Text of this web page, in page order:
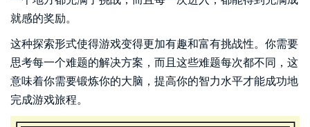
就感的奖励。
这种探索形式使得游戏变得更加有趣和富有挑战性。你需要
思考每一个难题的解决方案，而且这些难题每次都不同，这
意味着你需要锻炼你的大脑，提高你的智力水平才能成功地
完成游戏旅程。